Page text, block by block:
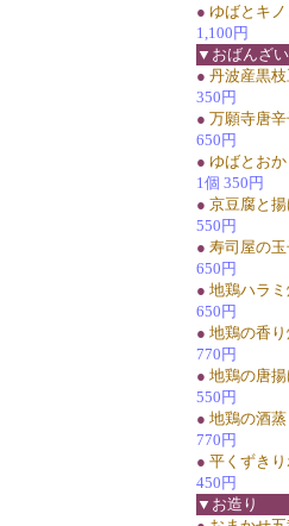
● ゆばとキ
1,100円
▼おばんざい
● 丹波産黒
350円
● 万願寺唐
650円
● ゆばとお
1個 350円
● 京豆腐と
550円
● 寿司屋の
650円
● 地鶏ハラ
650円
● 地鶏の香
770円
● 地鶏の唐
550円
● 地鶏の酒
770円
● 平くずき
450円
▼お造り